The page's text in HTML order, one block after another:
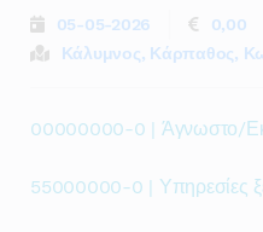
05-05-2026
0,00
Κάλυμνος, Κάρπαθος,
00000000-0 | Άγνωστο/
55000000-0 | Υπηρεσίες